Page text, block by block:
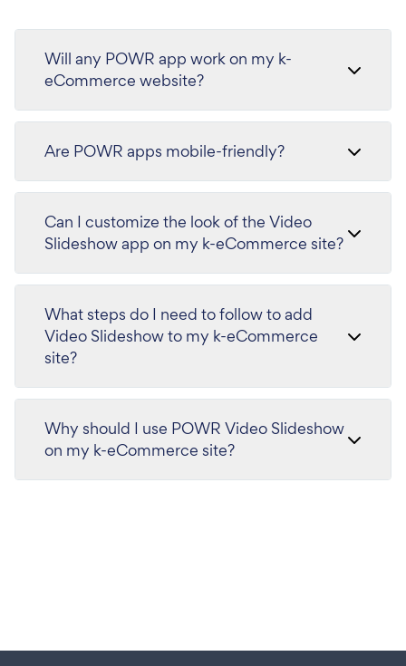
Will any POWR app work on my k-
eCommerce website?
Are POWR apps mobile-friendly?
Can I customize the look of the Video
Slideshow app on my k-eCommerce site?
What steps do I need to follow to add
Video Slideshow to my k-eCommerce
site?
Why should I use POWR Video Slideshow
on my k-eCommerce site?